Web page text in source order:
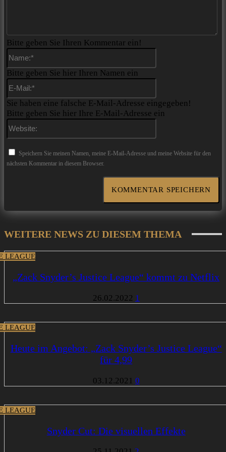
Bitte geben Sie Ihren Kommentar ein!
Bitte geben Sie hier Ihren Namen ein
Sie haben eine falsche E-Mail-Adresse eingegeben!
Bitte geben Sie hier Ihre E-Mail-Adresse ein
Speichern Sie meinen Namen, meine E-Mail-Adresse und meine Website für den
nächsten Kommentar in diesem Browser.
WEITERE NEWS ZU DIESEM THEMA
LEAGUE
„Zack Snyder’s Justice League“ kommt zu Netflix
26.02.2022 1
LEAGUE
Heute im Angebot: „Zack Snyder’s Justice League“
für 4,99
03.12.2021 0
LEAGUE
Snyder Cut: Die visuellen Effekte